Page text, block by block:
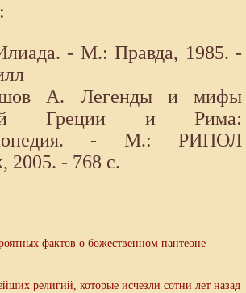
- М.: Правда, 1985. -
А. Легенды и мифы
Греции и Рима:
- М.: РИПОЛ
2005. - 768 с.
фактов о божественном пантеоне
религий, которые исчезли сотни лет назад